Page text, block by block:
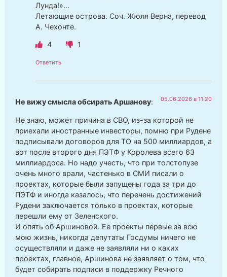
Лунда!»…
Летающие острова. Соч. Жюля Верна, перевод
А. Чехонте.
4 1
Ответить
Не вижу смысла обсирать Аршанову: 05.06.2026 в 11:20
Не знаю, может причина в СВО, из-за которой не
приехали иностранные инвесторы, помню при Рудене
подписывали договоров для ТО на 500 миллиардов, а
вот после второго дня ПЭТФ у Королева всего 63
миллиардоса. Но надо учесть, что при толстопузе
очень много врали, частенько в СМИ писали о
проектах, которые были запущены года за три до
ПЭТФ и иногда казалось, что перечень достижений
Рудени заключается только в проектах, которые
перешли ему от Зеленского.
И опять об Аршиновой. Ее проекты первые за всю
мою жизнь, никогда депутаты Госдумы ничего не
осуществляли и даже не заявляли ни о каких
проектах, главное, Аршинова не заявляет о том, что
будет собирать подписи в поддержку Речного